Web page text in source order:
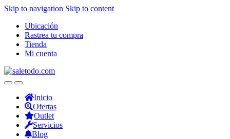
Skip to navigation Skip to content
Ubicación
Rastrea tu compra
Tienda
Mi cuenta
Inicio
Ofertas
Outlet
Servicios
Blog